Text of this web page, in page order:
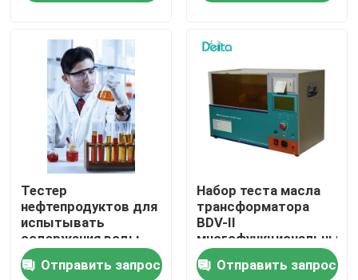
О нас
Экскурсия по заводу
Контроль качества
Свяжитесь с нами
Запросите цитату
Тестер
нефтепродуктов для
испытывать
содержания воды
масла
трансформатора
Отправить запрос
Набор теста масла
трансформатора
BDV-II
многофункциональный
ASTM D877 ASTM
D1816 IEC156
Отправить запрос